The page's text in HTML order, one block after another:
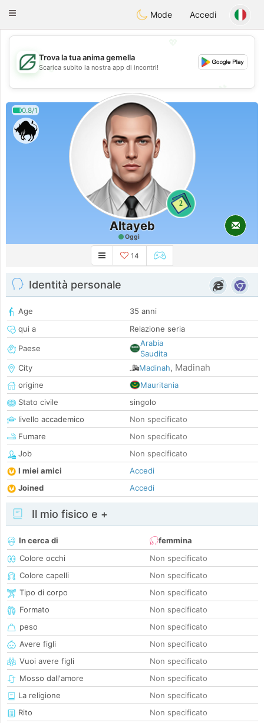
Dating
Toggle
Mode Accedi
💖
💕
💕
Trova la tua anima gemella
Scarica subito la nostra app di incontri!
0.8/1
2
Altayeb
Oggi
14
Identità personale
Age
35 anni
qui a
Relazione seria
Paese
Arabia
Saudita
City
Madinah, Madinah
origine
Mauritania
Stato civile
singolo
livello accademico
Non specificato
Fumare
Non specificato
Job
Non specificato
I miei amici
Accedi
Joined
Accedi
Il mio fisico e +
In cerca di
femmina
Colore occhi
Non specificato
Colore capelli
Non specificato
Tipo di corpo
Non specificato
Formato
Non specificato
peso
Non specificato
Avere figli
Non specificato
Vuoi avere figli
Non specificato
Mosso dall'amore
Non specificato
La religione
Non specificato
Rito
Non specificato